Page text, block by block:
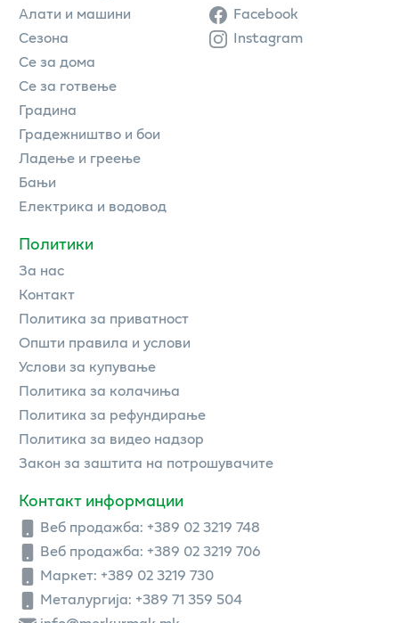
Алати и машини
Сезона
Се за дома
Се за готвење
Градина
Градежништво и бои
Ладење и греење
Бањи
Електрика и водовод
Политики
За нас
Контакт
Политика за приватност
Општи правила и услови
Услови за купување
Политика за колачиња
Политика за рефундирање
Политика за видео надзор
Закон за заштита на потрошувачите
Контакт информации
Веб продажба: +389 02 3219 748
Веб продажба: +389 02 3219 706
Маркет: +389 02 3219 730
Металургија: +389 71 359 504
Facebook
Instagram